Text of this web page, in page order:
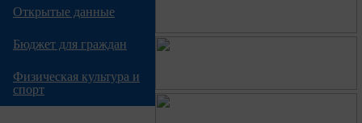
Открытые данные
Бюджет для граждан
Физическая культура и
спорт